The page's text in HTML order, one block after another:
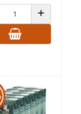
VERRINGERNANZAHL